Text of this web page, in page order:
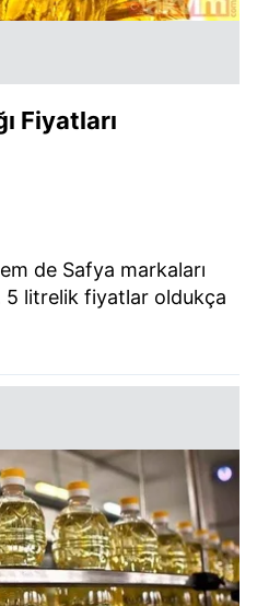
Fiyatları
de Safya markaları
5 litrelik fiyatlar oldukça